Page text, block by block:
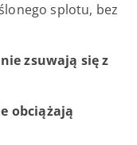
splotu, bez
zsuwają się z
obciążają